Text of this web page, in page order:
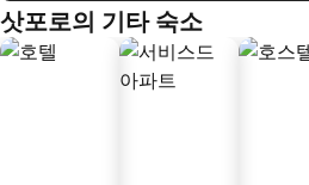
삿포로의 기타 숙소